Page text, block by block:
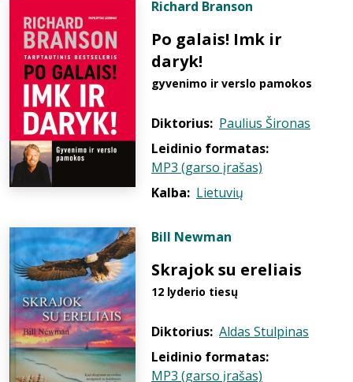
Richard Branson
Po galais! Imk ir
daryk!
gyvenimo ir verslo pamokos
Diktorius: Paulius Šironas
Leidinio formatas:
MP3 (garso įrašas)
Kalba: Lietuvių
Bill Newman
Skrajok su ereliais
12 lyderio tiesų
Diktorius: Aldas Stulpinas
Leidinio formatas:
MP3 (garso įrašas)